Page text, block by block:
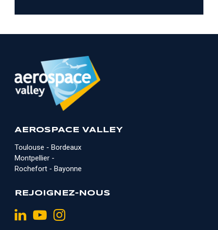
AEROSPACE VALLEY
Toulouse - Bordeaux
Montpellier -
Rochefort - Bayonne
REJOIGNEZ-NOUS